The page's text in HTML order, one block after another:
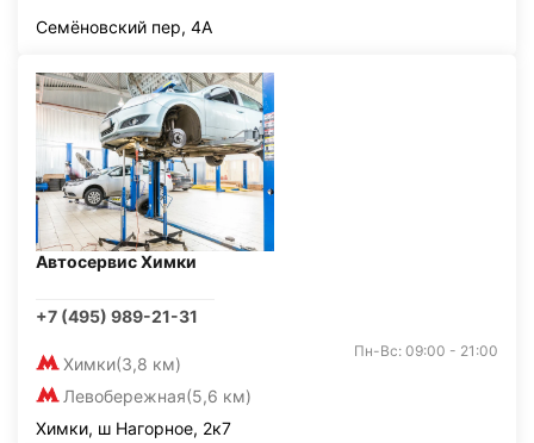
Семёновский пер, 4А
Автосервис Химки
+7 (495) 989-21-31
Химки(3,8 км)
Левобережная(5,6 км)
Пн-Вс: 09:00 - 21:00
Химки, ш Нагорное, 2к7